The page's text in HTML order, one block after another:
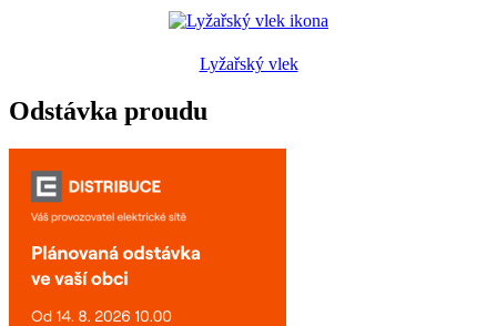
Lyžařský vlek
Odstávka proudu